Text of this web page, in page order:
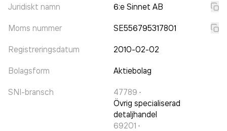
Juridiskt namn 6:e Sinnet AB
Moms nummer SE556795317801
Registreringsdatum 2010-02-02
Bolagsform Aktiebolag
SNI-bransch 47789 ·
Övrig specialiserad
detaljhandel
69201 ·